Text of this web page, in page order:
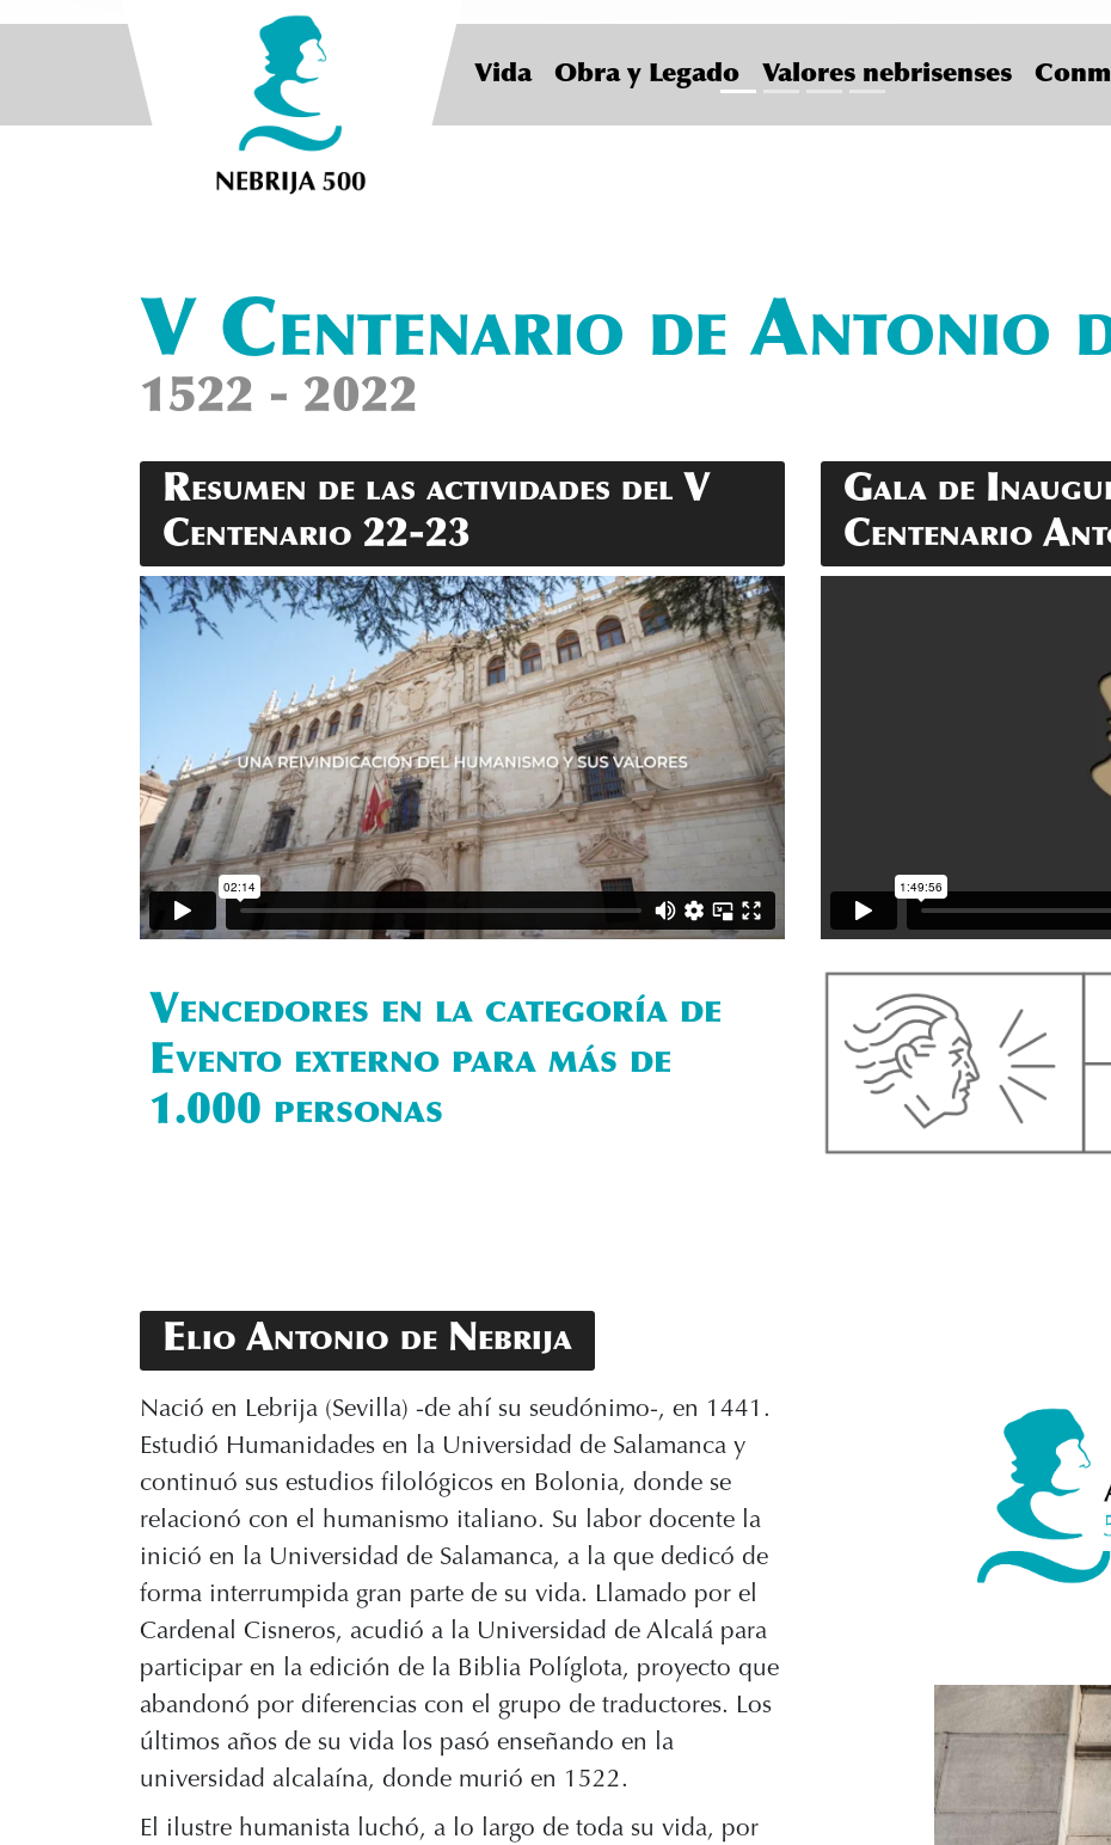
Vida Obra y Legado Valores nebrisenses
V Centenario de Antonio
1522 - 2022
Resumen de las actividades del V
Centenario 22-23
Gala de
Centenario
Vencedores en la categoría de
Evento externo para más de
1.000 personas
Elio Antonio de Nebrija
Nació en Lebrija (Sevilla) -de ahí su seudónimo-, en 1441.
Estudió Humanidades en la Universidad de Salamanca y
continuó sus estudios filológicos en Bolonia, donde se
relacionó con el humanismo italiano. Su labor docente la
inició en la Universidad de Salamanca, a la que dedicó de
forma interrumpida gran parte de su vida. Llamado por el
Cardenal Cisneros, acudió a la Universidad de Alcalá para
participar en la edición de la Biblia Políglota, proyecto que
abandonó por diferencias con el grupo de traductores. Los
últimos años de su vida los pasó enseñando en la
universidad alcalaína, donde murió en 1522.
El ilustre humanista luchó, a lo largo de toda su vida, por